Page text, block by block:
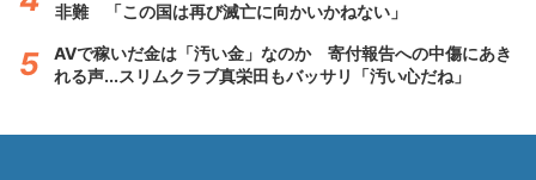
非難 「この国は再び滅亡に向かいかねない」
AVで稼いだ金は「汚い金」なのか 寄付報告への中傷にあき
れる声...スリムクラブ真栄田もバッサリ「汚い心だね」